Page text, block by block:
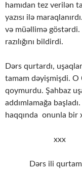
hamıdan tez verilən
yazısı ilə
və müəllimə göstərdi.
razılığını bildirdi.
Dərs qurtardı,
tamam dəyişmişdi. O
qoymurdu. Şahbaz
addımlamağa
haqqında onunla bir
xxx
Dərs ili qurtamaq